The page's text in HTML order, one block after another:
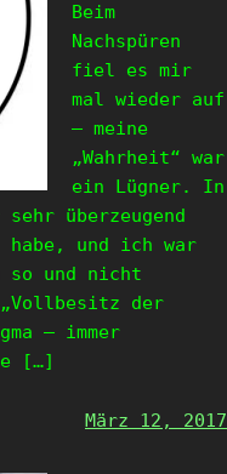
Beim
Nachspüren
fiel es mir
mal wieder auf
– meine
„Wahrheit“ war
ein Lügner. In
überzeugend
habe, und ich war
und nicht
der
– immer
[…]
März 12, 2017